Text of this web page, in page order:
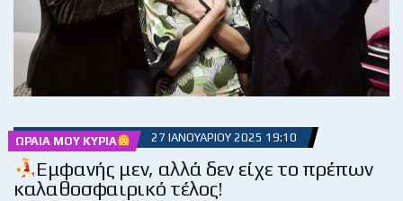
ΩΡΑΊΑ ΜΟΥ ΚΥΡΊΑ 27 ΙΑΝΟΥΑΡΊΟΥ 2025 19:10
Εμφανής μεν, αλλά δεν είχε το πρέπων
καλαθοσφαιρικό τέλος!